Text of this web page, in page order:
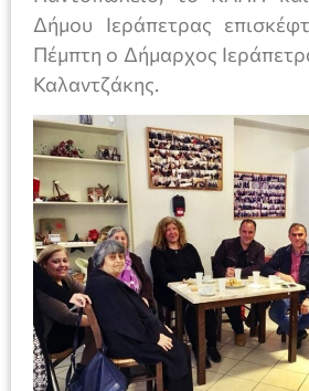
Δήμου Ιεράπετρας
Πέμπτη ο Δήμαρχος
Καλαντζάκης.